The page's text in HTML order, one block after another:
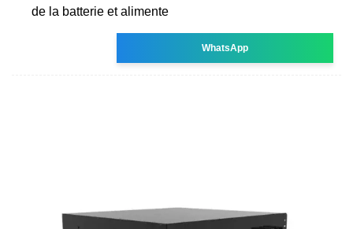
de la batterie et alimente
WhatsApp